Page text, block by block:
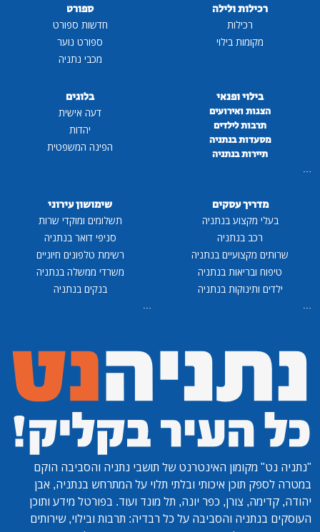
רכילות ולילה
רכילות
מקומות בילוי
ספורט
חדשות ספורט
ספורט נוער
מכבי נתניה
בילוי ופנאי
הצגות ואירועים
תרבות לילדים
מסעדות בנתניה
תיירות בנתניה
...
בלוגים
דעה אישית
יהדות
הפינה המשפטית
מדריך עסקים
בעלי מקצוע בנתניה
רכב בנתניה
שרותים מקצועיים בנתניה
טיפוח ובריאות בנתניה
ילדים ותינוקות בנתניה
...
שימושון עירוני
תשלומים ומוקדי שרות
סניפי דואר בנתניה
רשימת טלפונים חיוניים
משרדי ממשלה בנתניה
בנקים בנתניה
...
"נתניה נט" מקומון האינטרנט של תושבי נתניה והסביבה הוקם
במטרה לספק תוכן איכותי ובלתי תלוי על המתרחש בנתניה, אבן
יהודה, קדימה, צורן, כפר יונה, תל מונד ועוד. בפורטל מידע ותוכן
העוסקים בנתניה והסביבה על כל רבדיה: תרבות ובילוי, שירותים